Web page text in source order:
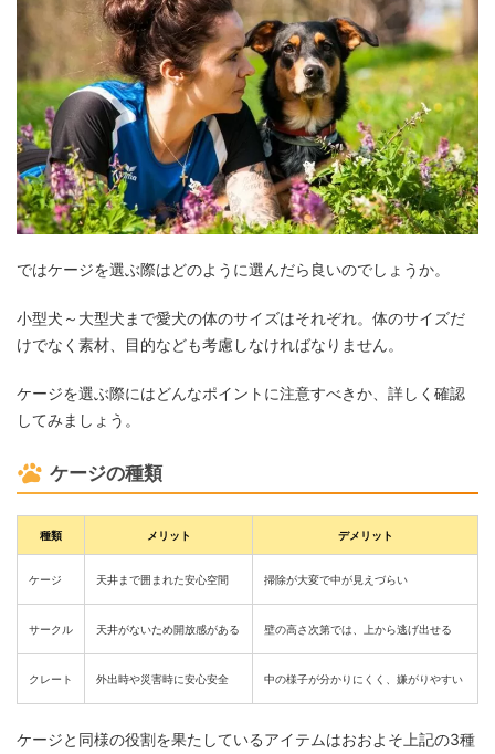
ではケージを選ぶ際はどのように選んだら良いのでしょうか。
小型犬～大型犬まで愛犬の体のサイズはそれぞれ。体のサイズだ
けでなく素材、目的なども考慮しなければなりません。
ケージを選ぶ際にはどんなポイントに注意すべきか、詳しく確認
してみましょう。
ケージの種類
種類 メリット デメリット
ケージ 天井まで囲まれた安心空間 掃除が大変で中が見えづらい
サークル 天井がないため開放感がある 壁の高さ次第では、上から逃げ出せる
クレート 外出時や災害時に安心安全 中の様子が分かりにくく、嫌がりやすい
ケージと同様の役割を果たしているアイテムはおおよそ上記の3種